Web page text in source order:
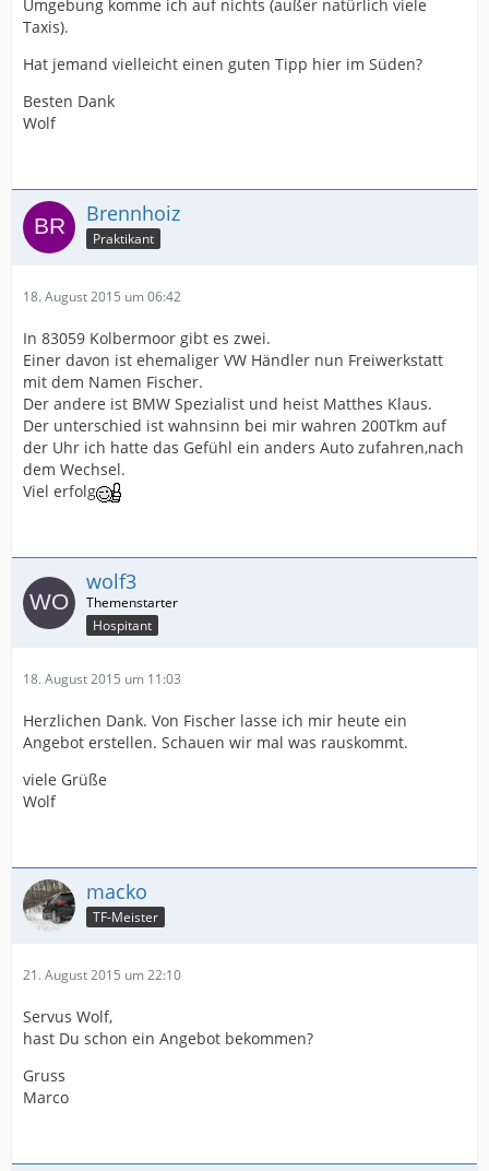
Umgebung komme ich auf nichts (außer natürlich viele
Taxis).
Hat jemand vielleicht einen guten Tipp hier im Süden?
Besten Dank
Wolf
Brennhoiz
Praktikant
18. August 2015 um 06:42
In 83059 Kolbermoor gibt es zwei.
Einer davon ist ehemaliger VW Händler nun Freiwerkstatt
mit dem Namen Fischer.
Der andere ist BMW Spezialist und heist Matthes Klaus.
Der unterschied ist wahnsinn bei mir wahren 200Tkm auf
der Uhr ich hatte das Gefühl ein anders Auto zufahren,nach
dem Wechsel.
Viel erfolg
wolf3
Hospitant
18. August 2015 um 11:03
Herzlichen Dank. Von Fischer lasse ich mir heute ein
Angebot erstellen. Schauen wir mal was rauskommt.
viele Grüße
Wolf
macko
TF-Meister
21. August 2015 um 22:10
Servus Wolf,
hast Du schon ein Angebot bekommen?
Gruss
Marco